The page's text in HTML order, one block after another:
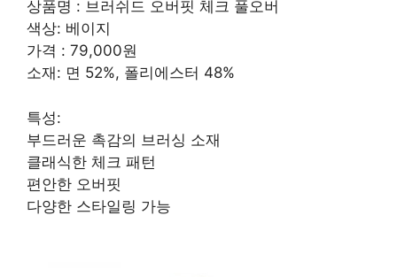
상품명 : 브러쉬드 오버핏 체크 풀오버
색상: 베이지
가격 : 79,000원
소재: 면 52%, 폴리에스터 48%
특성:
부드러운 촉감의 브러싱 소재
클래식한 체크 패턴
편안한 오버핏
다양한 스타일링 가능